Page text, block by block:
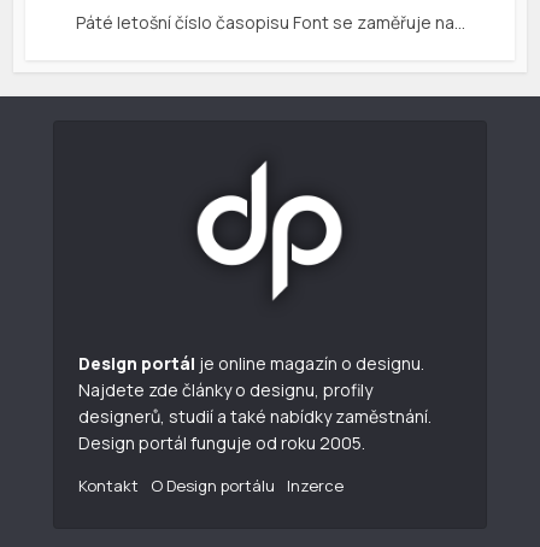
Páté letošní číslo časopisu Font se zaměřuje na…
Design portál je online magazín o designu.
Najdete zde články o designu, profily
designerů, studií a také nabídky zaměstnání.
Design portál funguje od roku 2005.
Kontakt O Design portálu Inzerce